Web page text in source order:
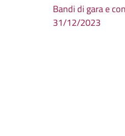
Bandi di gara e
31/12/2023